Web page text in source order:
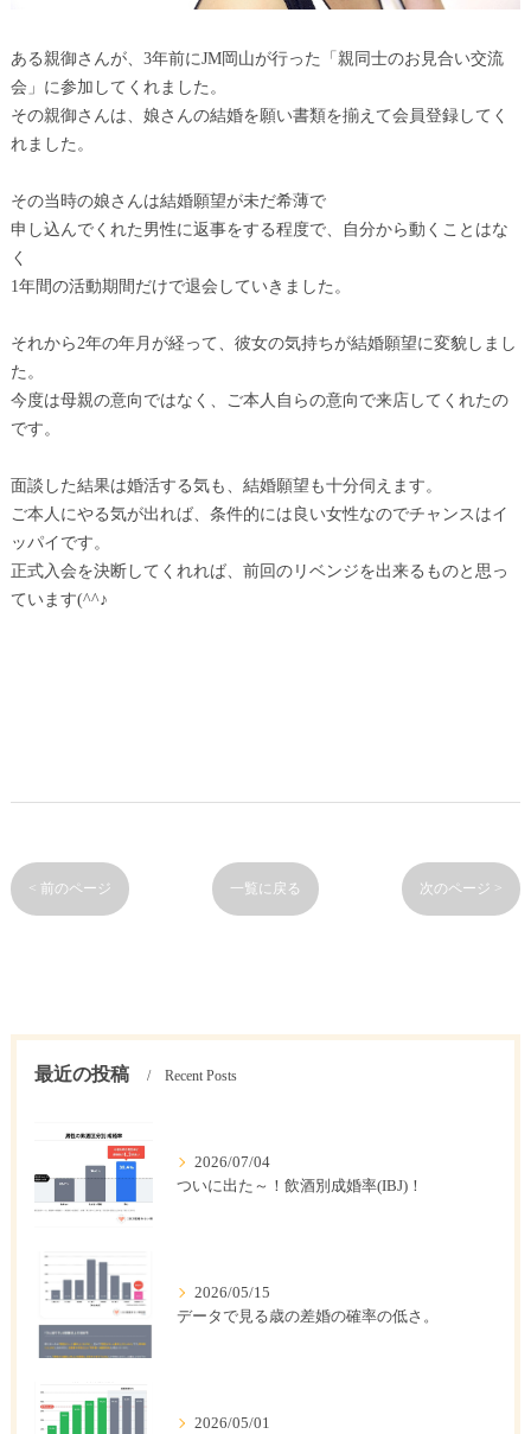
ある親御さんが、3年前にJM岡山が行った「親同士のお見合い交流
会」に参加してくれました。
その親御さんは、娘さんの結婚を願い書類を揃えて会員登録してく
れました。
その当時の娘さんは結婚願望が未だ希薄で
申し込んでくれた男性に返事をする程度で、自分から動くことはな
く
1年間の活動期間だけで退会していきました。
それから2年の年月が経って、彼女の気持ちが結婚願望に変貌しまし
た。
今度は母親の意向ではなく、ご本人自らの意向で来店してくれたの
です。
面談した結果は婚活する気も、結婚願望も十分伺えます。
ご本人にやる気が出れば、条件的には良い女性なのでチャンスはイ
ッパイです。
正式入会を決断してくれれば、前回のリベンジを出来るものと思っ
ています(^^♪
< 前のページ 一覧に戻る 次のページ >
最近の投稿 Recent Posts
2026/07/04
ついに出た～！飲酒別成婚率(IBJ)！
2026/05/15
データで見る歳の差婚の確率の低さ。
2026/05/01